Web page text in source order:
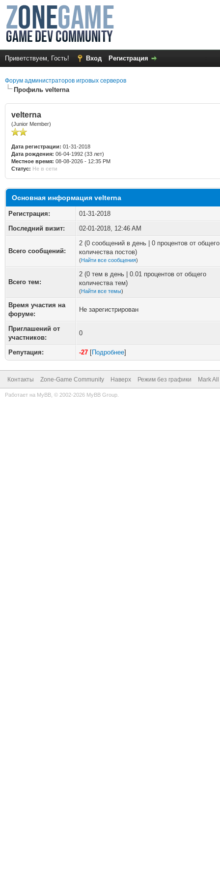
Приветствуем, Гость! Вход Регистрация
Форум администраторов игровых серверов
Профиль velterna
velterna
(Junior Member)
Дата регистрации: 01-31-2018
Дата рождения: 06-04-1992 (33 лет)
Местное время: 08-08-2026 - 12:35 PM
Статус: Не в сети
Основная информация velterna
Регистрация:
01-31-2018
Последний визит:
02-01-2018, 12:46 AM
Всего сообщений:
2 (0 сообщений в день | 0 процентов от общего
количества постов)
(Найти все сообщения)
Всего тем:
2 (0 тем в день | 0.01 процентов от общего
количества тем)
(Найти все темы)
Время участия на
форуме:
Не зарегистрирован
Приглашений от
участников:
0
Репутация: -27 [Подробнее]
Контакты Zone-Game Community Наверх Режим без графики Mark
Работает на MyBB , © 2002-2026 MyBB Group